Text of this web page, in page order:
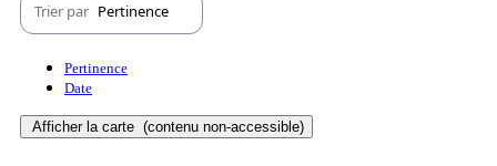
Trier par Pertinence
Pertinence
Date
Afficher la carte (contenu non-accessible)